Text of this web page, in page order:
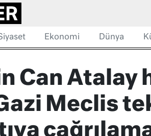
Ekonomi Dünya
Can Atalay
Meclis